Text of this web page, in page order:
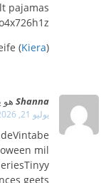
pajamas
(Kiera)
Shanna هو
يوليو 21, 2026 الساعة 2:49 ص
mil
geets